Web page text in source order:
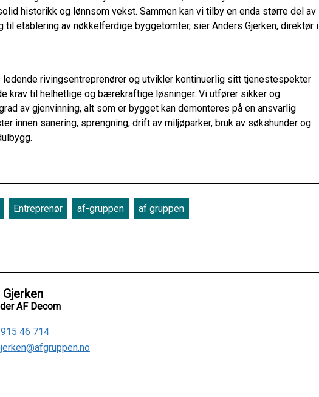
historikk og lønnsom vekst. Sammen kan vi tilby en enda større del av
til etablering av nøkkelferdige byggetomter, sier Anders Gjerken, direktør i
ledende rivingsentreprenører og utvikler kontinuerlig sitt tjenestespekter
krav til helhetlige og bærekraftige løsninger. Vi utfører sikker og
av gjenvinning, alt som er bygget kan demonteres på en ansvarlig
innen sanering, sprengning, drift av miljøparker, bruk av søkshunder og
Entreprenør af-gruppen af gruppen
AF Decom
46 714